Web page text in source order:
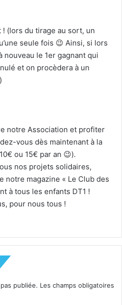
(lors du tirage au sort, un
seule fois 😉 Ainsi, si lors
nouveau le 1er gagnant qui
et on procèdera à un
notre Association et profiter
vous dès maintenant à la
ou 15€ par an 😉).
nos projets solidaires,
notre magazine « Le Club des
à tous les enfants DT1 !
pour nous tous !
publiée. Les champs obligatoires